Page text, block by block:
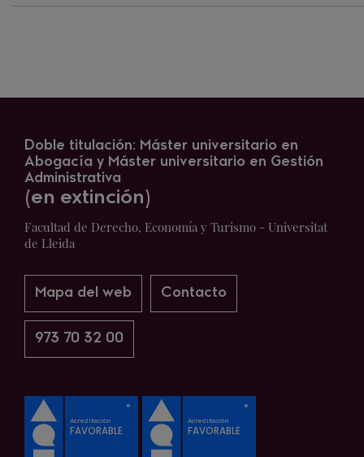
Doble titulación: Máster universitario en
Abogacía y Máster universitario en Gestión
Administrativa
(en extinción)
Facultad de Derecho, Economía y Turismo - Universitat
de Lleida
Mapa del web Contacto
973 70 32 00